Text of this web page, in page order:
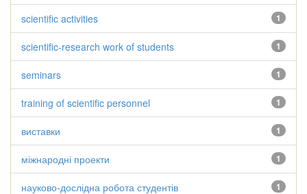
1
scientific activities
1
scientific-research work of students
1
seminars
1
training of scientific personnel
1
виставки
1
міжнародні проекти
1
науково-дослідна робота студентів